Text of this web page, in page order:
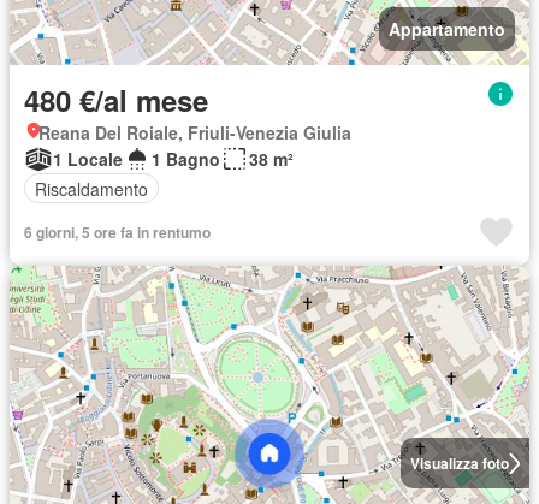
Appartamento
480 €/al mese
Reana Del Roiale, Friuli-Venezia Giulia
1 Locale
1 Bagno
38 m²
Riscaldamento
6 giorni, 5 ore fa in rentumo
Visualizza foto